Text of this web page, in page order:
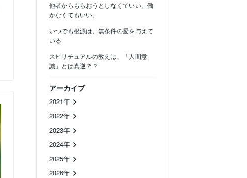
他者からもらおうとしなくていい。働
かなくてもいい。
いつでも根源は、無条件の愛を与えて
いる
スピリチュアルの教えは、「人間意
識」とは真逆？？
アーカイブ
2021年
2022年
2023年
2024年
2025年
2026年